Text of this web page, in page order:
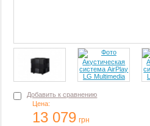
Добавить к сравнению
Цена:
13 079 грн